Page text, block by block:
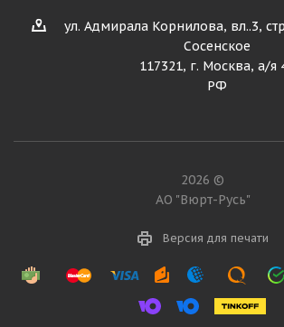
ул. Адмирала Корнилова, вл..3,
Сосенское
117321, г. Москва, а/я
РФ
2026 ©
АО "Вюрт-Русь"
Версия для печати